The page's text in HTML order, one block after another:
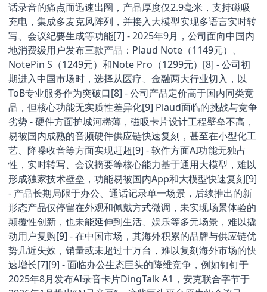
话录音的痛点而迅速出圈，产品厚度仅2.9毫米，支持磁吸
充电，集成多麦克风阵列，并接入大模型实现多语言实时转
写、会议纪要生成等功能[7] - 2025年9月，公司面向中国内
地消费级用户发布三款产品：Plaud Note（1149元）、
NotePin S（1249元）和Note Pro（1299元）[8] - 公司初
期进入中国市场时，选择从医疗、金融两大行业切入，以
ToB专业服务作为突破口[8] - 公司产品定价高于国内同类竞
品，但核心功能无实质性差异化[9] Plaud面临的挑战与竞争
劣势 - 硬件方面护城河稀薄，磁吸卡片设计工程壁垒不高，
易被国内成熟的音频硬件供应链快速复刻，甚至在小型化工
艺、降噪收音等方面实现赶超[9] - 软件方面AI功能无独占
性，实时转写、会议摘要等核心能力基于通用大模型，难以
形成独家技术壁垒，功能易被国内App和大模型快速复刻[9]
- 产品长期局限于办公、通话记录单一场景，后续推出的新
形态产品仅停留在外观和佩戴方式微调，未实现场景体验的
颠覆性创新，也未能延伸到生活、娱乐等多元场景，难以撬
动用户复购[9] - 在中国市场，其海外积累的品牌与供应链优
势几近失效，销量或未超过十万台，难以复刻海外市场的快
速增长[7][9] - 面临办公生态巨头的降维竞争，例如钉钉于
2025年8月发布AI录音卡片DingTalk A1，安克联合字节于